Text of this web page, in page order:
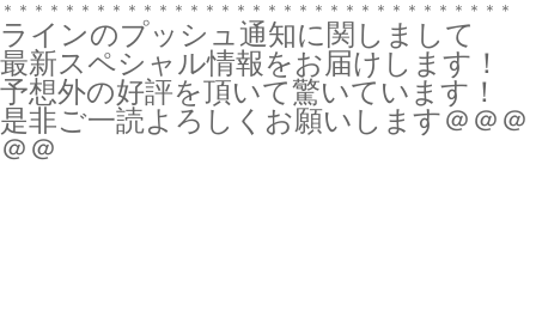
＊＊＊＊＊＊＊＊＊＊＊＊＊＊＊＊＊＊＊＊＊＊＊＊＊＊＊＊＊＊＊＊＊
ラインのプッシュ通知に関しまして
最新スペシャル情報をお届けします！
予想外の好評を頂いて驚いています！
是非ご一読よろしくお願いします＠＠＠
＠＠